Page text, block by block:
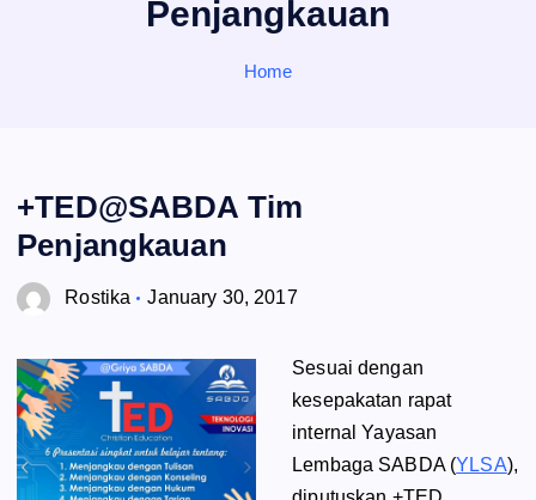
Penjangkauan
Home
+TED@SABDA Tim
Penjangkauan
Rostika January 30, 2017
Sesuai dengan
kesepakatan rapat
internal Yayasan
Lembaga SABDA (YLSA),